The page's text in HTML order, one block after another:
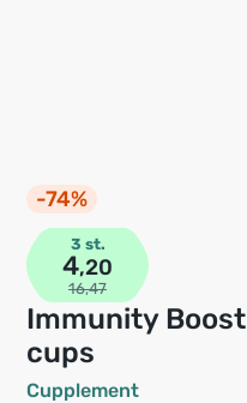
-74%
Immunity Boost Coffee Lungo 10
cups
Cupplement
3 st.
4,20
16,47